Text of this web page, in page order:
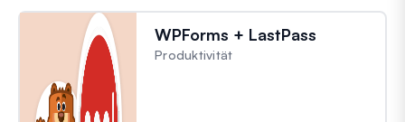
WPForms + LastPass
Produktivität